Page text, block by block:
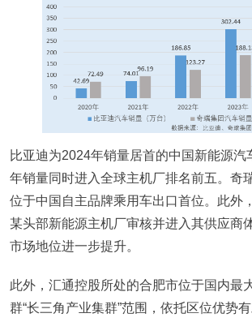
比亚迪为2024年销量居首的中国新能源汽
年销量同时进入全球主机厂排名前五。奇
位于中国自主品牌乘用车出口首位。此外
某头部新能源主机厂审核并进入其供应商
市场地位进一步提升。
此外，汇通控股所处的合肥市位于国内最
群“长三角产业集群”范围，依托区位优势